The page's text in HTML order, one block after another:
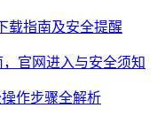
载指南及安全提醒
官网进入与安全须知
作步骤全解析